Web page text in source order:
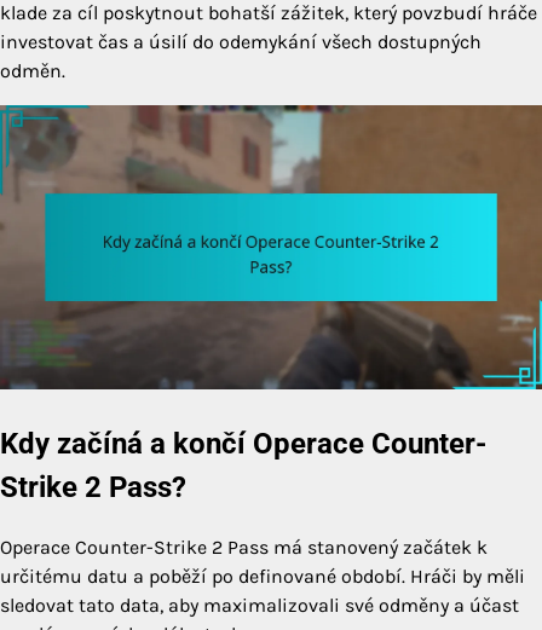
klade za cíl poskytnout bohatší zážitek, který povzbudí hráče
investovat čas a úsilí do odemykání všech dostupných
odměn.
Kdy začíná a končí Operace Counter-
Strike 2 Pass?
Operace Counter-Strike 2 Pass má stanovený začátek k
určitému datu a poběží po definované období. Hráči by měli
sledovat tato data, aby maximalizovali své odměny a účast